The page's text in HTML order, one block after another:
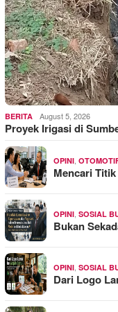
BERITA August 5, 2026
Proyek Irigasi di
OPINI
Mencari
OPINI SOSIAL
Bukan
OPINI SOSIAL
Dari Logo